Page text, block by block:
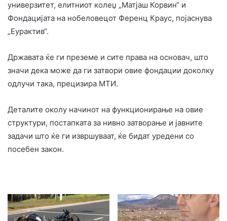
универзитет, елитниот колеџ „Матјаш Корвин“ и
Фондацијата на нобеловецот Ференц Краус, појаснува
„Еурактив“.
Државата ќе ги преземе и сите права на основач, што
значи дека може да ги затвори овие фондации доколку
одлучи така, прецизира МТИ.
Деталите околу начинот на функционирање на овие
структури, постапката за нивно затворање и јавните
задачи што ќе ги извршуваат, ќе бидат уредени со
посебен закон.